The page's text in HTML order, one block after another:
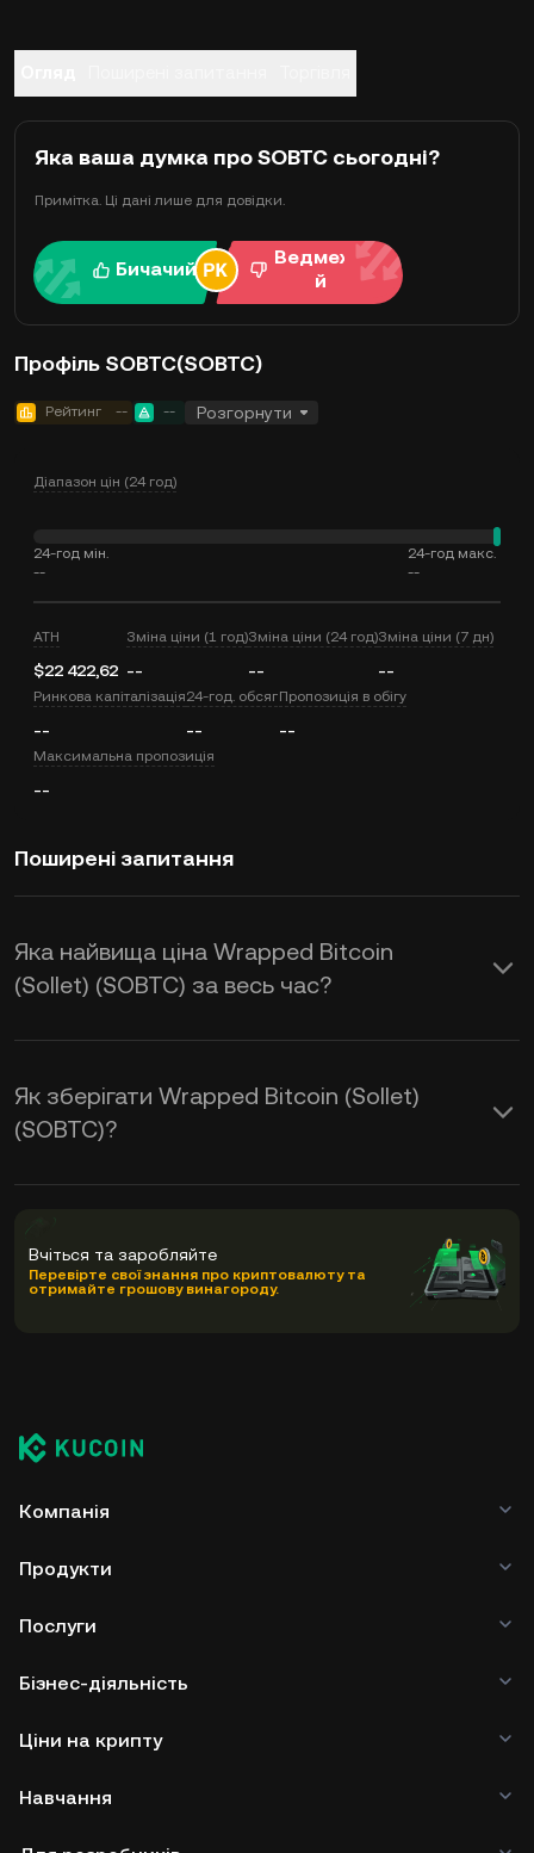
Яка ваша думка про SOBTC сьогодні?
Примітка. Ці дані лише для довідки.
Бичачий
Ведмежи
й
Профіль SOBTC(SOBTC)
Рейтинг -- -- Розгорнути
Діапазон цін (24 год)
24-год мін.
--
24-год макс.
--
ATH
$22 422,62
Зміна ціни (1 год)
--
Зміна ціни (24 год)
--
Зміна ціни (7 дн)
--
Ринкова капіталізація
--
24-год. обсяг
--
Пропозиція в обігу
--
Максимальна пропозиція
--
Поширені запитання
Яка найвища ціна Wrapped Bitcoin
(Sollet) (SOBTC) за весь час?
Як зберігати Wrapped Bitcoin (Sollet)
(SOBTC)?
Вчіться та заробляйте
Перевірте свої знання про криптовалюту та
отримайте грошову винагороду.
Компанія
Продукти
Послуги
Бізнес-діяльність
Ціни на крипту
Навчання